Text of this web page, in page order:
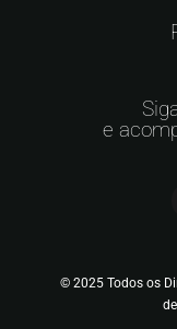
e
© 2025 Todos os